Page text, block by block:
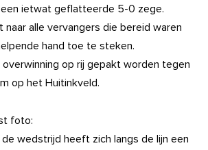
een ietwat geflatteerde 5-0 zege.
naar alle vervangers die bereid waren
hand toe te steken.
op rij gepakt worden tegen
op het Huitinkveld.
foto:
wedstrijd heeft zich langs de lijn een